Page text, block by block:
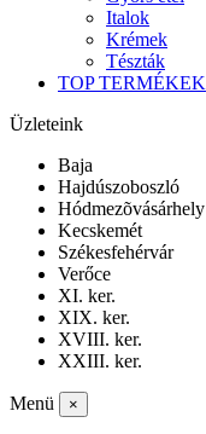
Italok
Krémek
Tészták
TOP TERMÉKEK
Üzleteink
Baja
Hajdúszoboszló
Hódmezõvásárhely
Kecskemét
Székesfehérvár
Verőce
XI. ker.
XIX. ker.
XVIII. ker.
XXIII. ker.
Menü ×